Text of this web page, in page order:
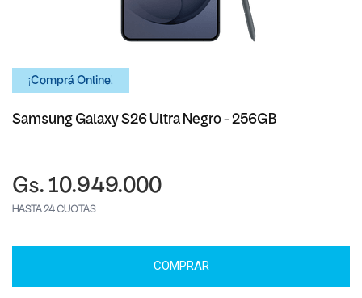
¡Comprá Online!
Samsung Galaxy S26 Ultra Negro - 256GB
Gs. 10.949.000
HASTA 24 CUOTAS
COMPRAR